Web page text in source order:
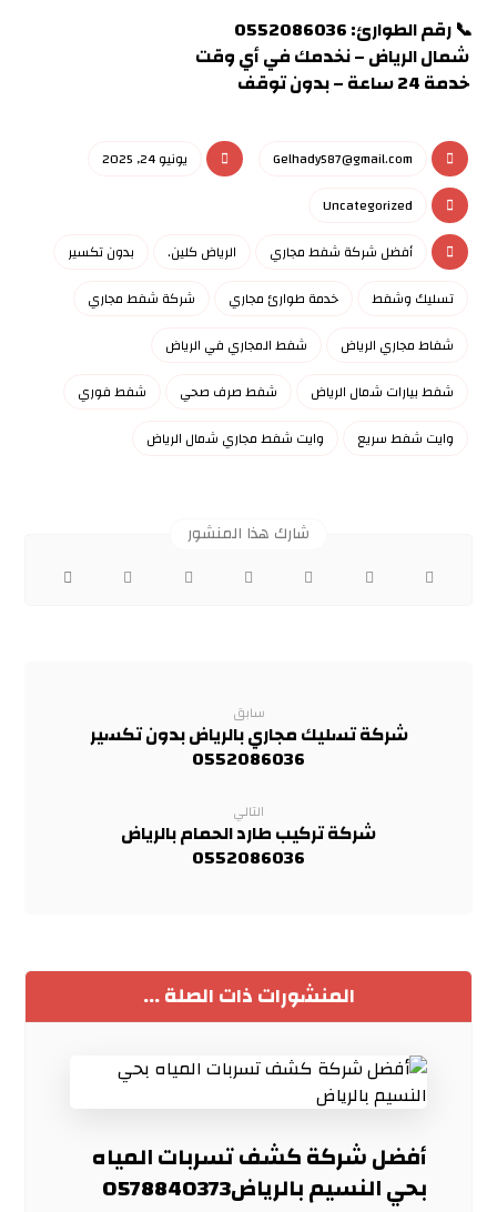
📞 رقم الطوارئ: 0552086036
شمال الرياض – نخدمك في أي وقت
خدمة 24 ساعة – بدون توقف
Gelhady587@gmail.com
يونيو 24, 2025
Uncategorized
أفضل شركة شفط مجاري
الرياض كلين.
بدون تكسير
تسليك وشفط
خدمة طوارئ مجاري
شركة شفط مجاري
شفاط مجاري الرياض
شفط المجاري في الرياض
شفط بيارات شمال الرياض
شفط صرف صحي
شفط فوري
وايت شفط سريع
وايت شفط مجاري شمال الرياض
سابق
شركة تسليك مجاري بالرياض بدون تكسير
0552086036
التالي
شركة تركيب طارد الحمام بالرياض
0552086036
المنشورات ذات الصلة ...
أفضل شركة كشف تسربات المياه
بحي النسيم بالرياض0578840373